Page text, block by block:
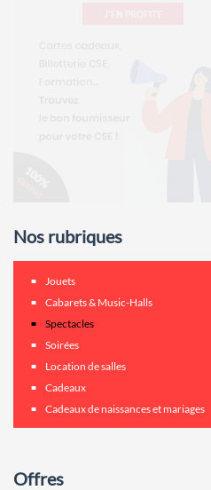
Nos rubriques
Jouets
Cabarets & Music-Halls
Spectacles
Soirées
Location de salles
Cadeaux
Cadeaux de naissances et mariages
Offres